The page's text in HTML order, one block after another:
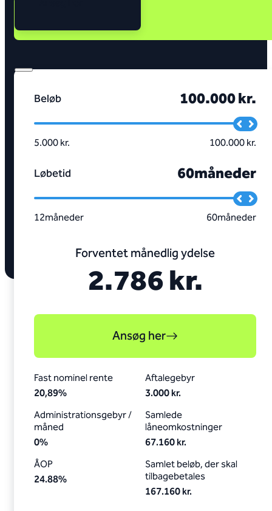
Beløb 100.000 kr.
5.000 kr. 100.000 kr.
Løbetid 60måneder
12måneder 60måneder
Forventet månedlig ydelse
2.786 kr.
Ansøg her
Fast nominel rente
20,89%
Aftalegebyr
3.000 kr.
Administrations­gebyr /
måned
0%
Samlede
låneomkostninger
67.160 kr.
ÅOP
24.88%
Samlet beløb, der skal
tilbagebetales
167.160 kr.